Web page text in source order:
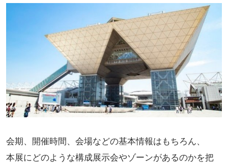
会期、開催時間、会場などの基本情報はもちろん、
本展にどのような構成展示会やゾーンがあるのかを把